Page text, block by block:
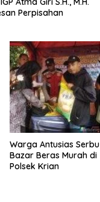
Perpisahan
Warga Antusias Serbu
Bazar Beras Murah di
Polsek Krian